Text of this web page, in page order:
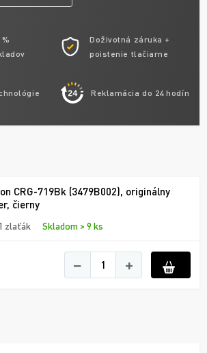
Doživotná záruka +
poistenie tlačiarne
Reklamácia do 24 hodín
CRG-719Bk (3479B002), originálny
čierny
zlaťák Skladom > 9 ks
− +